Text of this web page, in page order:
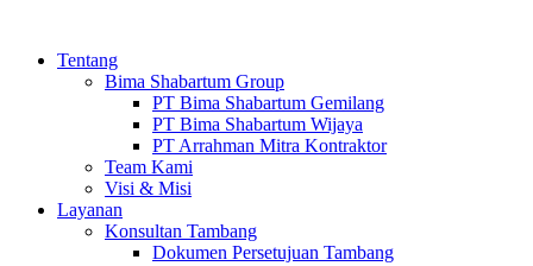
Tentang
Bima Shabartum Group
PT Bima Shabartum Gemilang
PT Bima Shabartum Wijaya
PT Arrahman Mitra Kontraktor
Team Kami
Visi & Misi
Layanan
Konsultan Tambang
Dokumen Persetujuan Tambang